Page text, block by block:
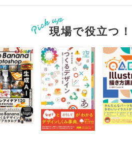
現場で役立つ